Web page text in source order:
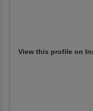
View this profile on